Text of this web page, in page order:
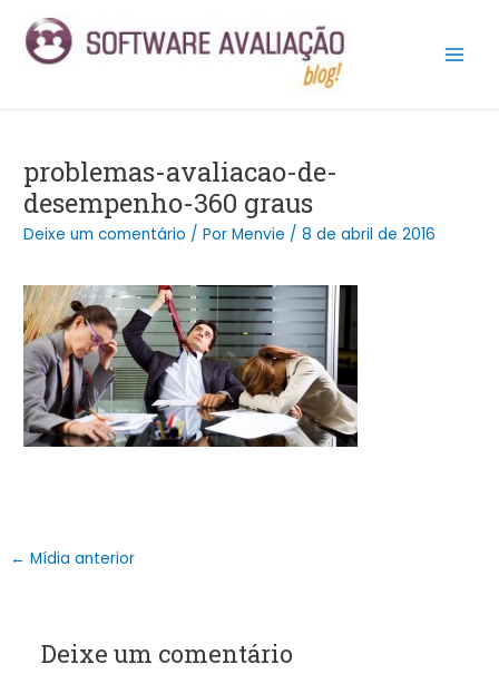
para
problemas-avaliacao-de-
desempenho-360 graus
Deixe um comentário / PorMenvie /8 de abril de 2016
navigation
← Mídia anterior
Deixe um comentário